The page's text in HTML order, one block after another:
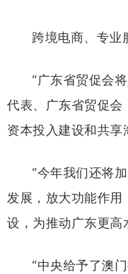
跨境电商、专业
“广东省贸促会
代表、广东省贸促
资本投入建设和共
“今年我们还将
发展，放大功能作用
设，为推动广东更高
“中央给予了澳